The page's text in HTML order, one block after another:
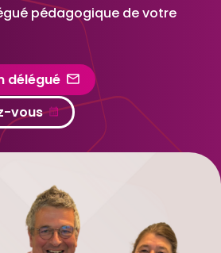
pédagogique de votre
délégué
vous